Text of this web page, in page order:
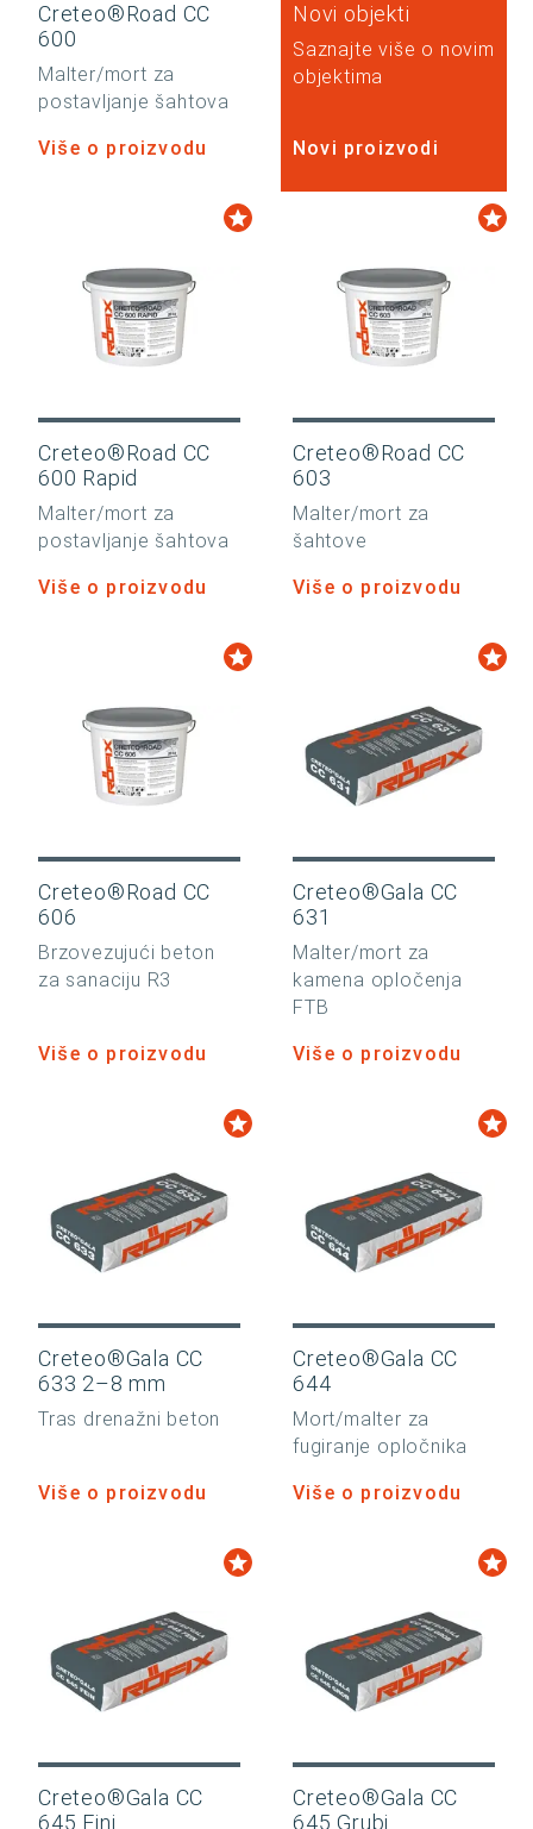
Creteo®Road CC
600
Malter/mort za
postavljanje šahtova
Više o proizvodu
Novi objekti
Saznajte više o novim
objektima
Novi proizvodi
Creteo®Road CC
600 Rapid
Malter/mort za
postavljanje šahtova
Više o proizvodu
Creteo®Road CC
603
Malter/mort za
šahtove
Više o proizvodu
Creteo®Road CC
606
Brzovezujući beton
za sanaciju R3
Više o proizvodu
Creteo®Gala CC
631
Malter/mort za
kamena opločenja
FTB
Više o proizvodu
Creteo®Gala CC
633 2–8 mm
Tras drenažni beton
Više o proizvodu
Creteo®Gala CC
644
Mort/malter za
fugiranje opločnika
Više o proizvodu
Creteo®Gala CC
645 Fini
Creteo®Gala CC
645 Grubi